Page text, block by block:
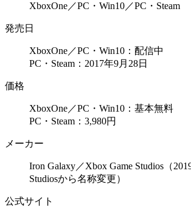
XboxOne／PC・Win10／PC・Steam
発売日
XboxOne／PC・Win10：配信中
PC・Steam：2017年9月28日
価格
XboxOne／PC・Win10：基本無料
PC・Steam：3,980円
メーカー
Iron Galaxy／Xbox Game Studios（
Studiosから名称変更）
公式サイト